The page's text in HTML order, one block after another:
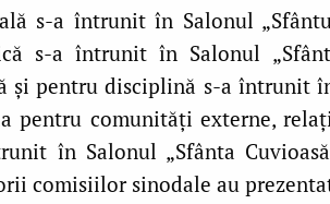
s-a întrunit în Salonul
s-a întrunit în Salonul
și pentru disciplină s-a întrunit
pentru comunități externe,
în Salonul „Sfânta
comisiilor sinodale au